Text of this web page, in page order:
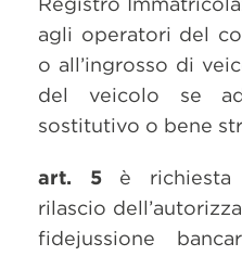
agli operatori del
o all’ingrosso di
del veicolo se
sostitutivo o bene
art. 5 è richiesta
rilascio
fidejussione